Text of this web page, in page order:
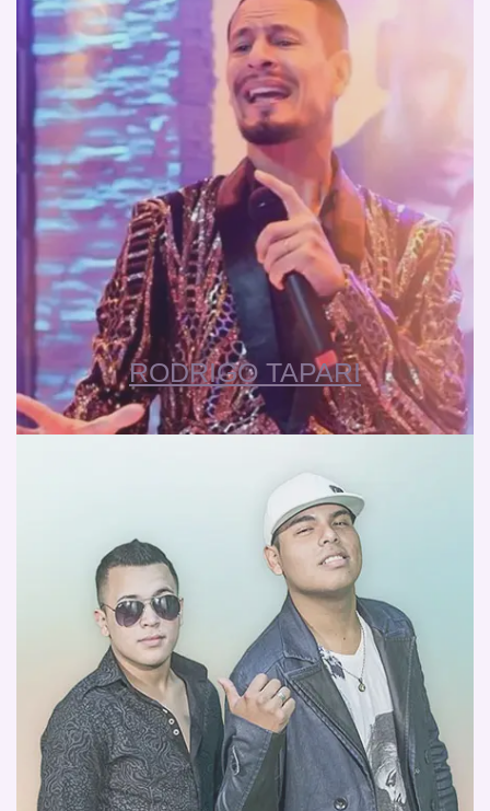
RODRIGO TAPARI